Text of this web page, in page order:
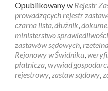
Opublikowany w Rejestr
prowadzących rejestr
czarna lista,dłużnik,
ministerstwo sprawiedliwości
zastawów sądowych,
Rejonowy w Świdniku,
płatnicza,wywiad
rejestrowy,zastaw sądowy,